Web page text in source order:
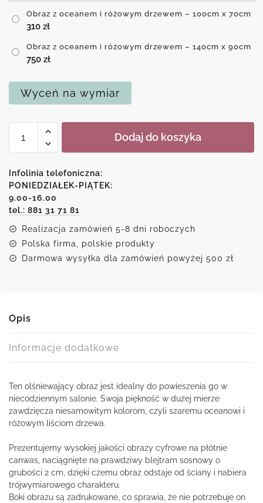
Obraz z oceanem i różowym drzewem – 100cm x 70cm
310 zł
Obraz z oceanem i różowym drzewem – 140cm x 90cm
750 zł
Wyceń na wymiar
Obraz
oceanem
i
różowym
drzewem
Dodaj do koszyka
Infolinia telefoniczna:
PONIEDZIAŁEK-PIĄTEK:
9.00-16.00
tel.: 881 31 71 81
Realizacja zamówień 5-8 dni roboczych
Polska firma, polskie produkty
Darmowa wysyłka dla zamówień powyżej 500 zł
Opis
Informacje dodatkowe
Ten olśniewający obraz jest idealny do powieszenia go w
niecodziennym salonie. Swoja piękność w dużej mierze
zawdzięcza niesamowitym kolorom, czyli szaremu oceanowi i
różowym liściom drzewa.
Prezentujemy wysokiej jakości obrazy cyfrowe na płótnie
canwas, naciągnięte na prawdziwy blejtram sosnowy o
grubości 2 cm, dzięki czemu obraz odstaje od ściany i nabiera
trójwymiarowego charakteru.
Boki obrazu są zadrukowane, co sprawia, że nie potrzebuje on